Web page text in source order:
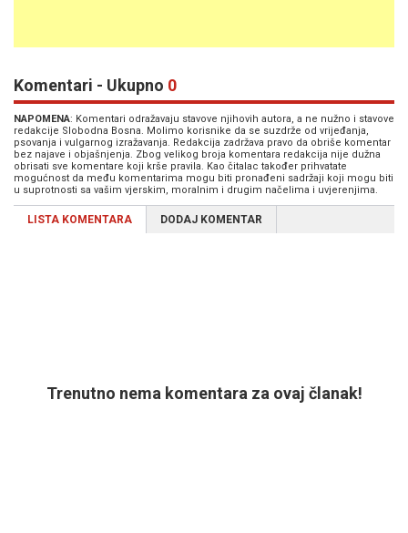
Komentari - Ukupno 0
NAPOMENA: Komentari odražavaju stavove njihovih autora, a ne nužno i stavove
redakcije Slobodna Bosna. Molimo korisnike da se suzdrže od vrijeđanja,
psovanja i vulgarnog izražavanja. Redakcija zadržava pravo da obriše komentar
bez najave i objašnjenja. Zbog velikog broja komentara redakcija nije dužna
obrisati sve komentare koji krše pravila. Kao čitalac također prihvatate
mogućnost da među komentarima mogu biti pronađeni sadržaji koji mogu biti
u suprotnosti sa vašim vjerskim, moralnim i drugim načelima i uvjerenjima.
LISTA KOMENTARA DODAJ KOMENTAR
Trenutno nema komentara za ovaj članak!